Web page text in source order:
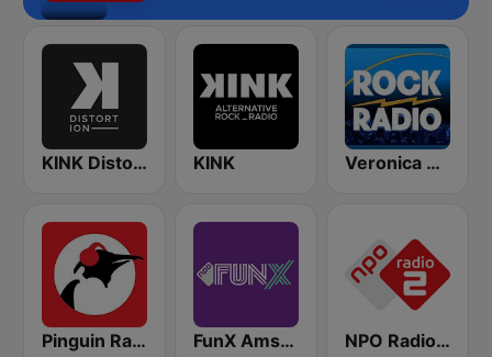
KINK Distortion KINK Veronica Rock Radio
Pinguin Radio FunX Amsterdam NPO Radio 2